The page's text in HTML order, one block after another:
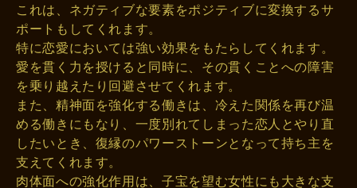
これは、ネガティブな要素をポジティブに変換するサ
ポートもしてくれます。
特に恋愛においては強い効果をもたらしてくれます。
愛を貫く力を授けると同時に、その貫くことへの障害
を乗り越えたり回避させてくれます。
また、精神面を強化する働きは、冷えた関係を再び温
める働きにもなり、一度別れてしまった恋人とやり直
したいとき、復縁のパワーストーンとなって持ち主を
支えてくれます。
肉体面への強化作用は、子宝を望む女性にも大きな支